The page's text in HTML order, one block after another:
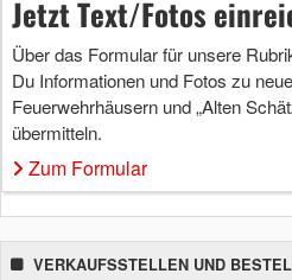
Jetzt Text/Fotos
Über das Formular für unsere
Du Informationen und Fotos zu
Feuerwehrhäusern und „Alten
übermitteln.
Zum Formular
VERKAUFSSTELLEN UND